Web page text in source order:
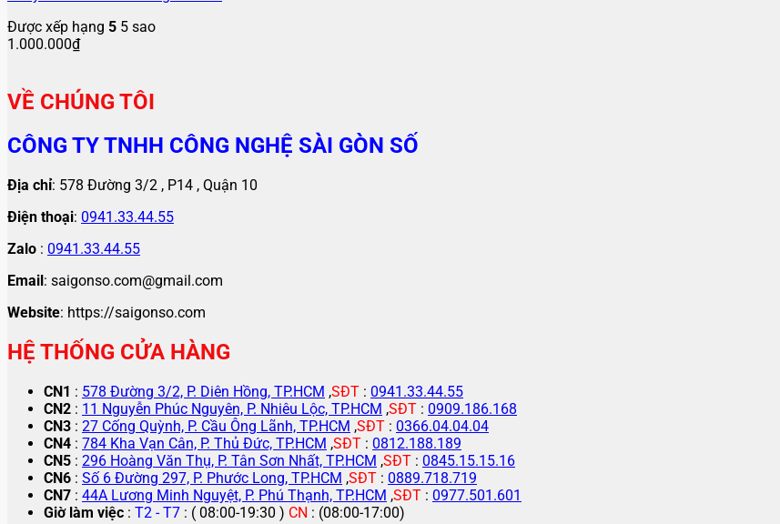
Được xếp hạng 5 5 sao
1.000.000₫
VỀ CHÚNG TÔI
CÔNG TY TNHH CÔNG NGHỆ SÀI GÒN SỐ
Địa chỉ: 578 Đường 3/2 , P14 , Quận 10
Điện thoại: 0941.33.44.55
Zalo : 0941.33.44.55
Email: saigonso.com@gmail.com
Website: https://saigonso.com
HỆ THỐNG CỬA HÀNG
CN1 : 578 Đường 3/2, P. Diên Hồng, TP.HCM ,SĐT : 0941.33.44.55
CN2 : 11 Nguyễn Phúc Nguyên, P. Nhiêu Lộc, TP.HCM ,SĐT : 0909.186.168
CN3 : 27 Cống Quỳnh, P. Cầu Ông Lãnh, TP.HCM ,SĐT : 0366.04.04.04
CN4 : 784 Kha Vạn Cân, P. Thủ Đức, TP.HCM ,SĐT : 0812.188.189
CN5 : 296 Hoàng Văn Thụ, P. Tân Sơn Nhất, TP.HCM ,SĐT : 0845.15.15.16
CN6 : Số 6 Đường 297, P. Phước Long, TP.HCM ,SĐT : 0889.718.719
CN7 : 44A Lương Minh Nguyệt, P. Phú Thạnh, TP.HCM ,SĐT : 0977.501.601
Giờ làm việc : T2 - T7 : ( 08:00-19:30 ) CN : (08:00-17:00)